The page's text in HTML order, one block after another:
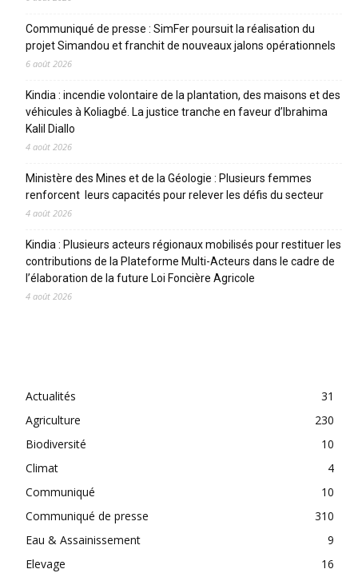
Communiqué de presse : SimFer poursuit la réalisation du
projet Simandou et franchit de nouveaux jalons opérationnels
6 août 2026
Kindia : incendie volontaire de la plantation, des maisons et des
véhicules à Koliagbé. La justice tranche en faveur d’Ibrahima
Kalil Diallo
4 août 2026
Ministère des Mines et de la Géologie : Plusieurs femmes
renforcent leurs capacités pour relever les défis du secteur
4 août 2026
Kindia : Plusieurs acteurs régionaux mobilisés pour restituer les
contributions de la Plateforme Multi-Acteurs dans le cadre de
l’élaboration de la future Loi Foncière Agricole
4 août 2026
Actualités
31
Agriculture
230
Biodiversité
10
Climat
4
Communiqué
10
Communiqué de presse
310
Eau & Assainissement
9
Elevage
16